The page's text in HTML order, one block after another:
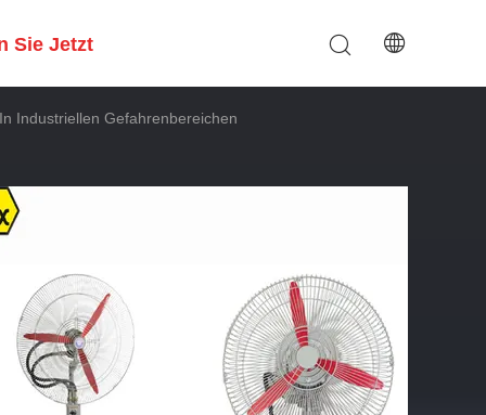
Sie Jetzt
Industriellen Gefahrenbereichen